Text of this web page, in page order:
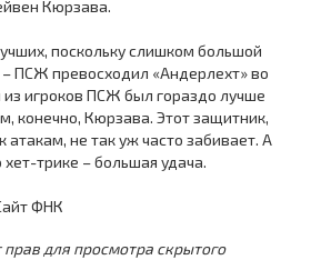
Кюрзава.
поскольку слишком большой
ПСЖ превосходил «Андерлехт» во
игроков ПСЖ был гораздо лучше
конечно, Кюрзава. Этот защитник,
атакам, не так уж часто забивает. А
трике – большая удача.
ФНК
для просмотра скрытого